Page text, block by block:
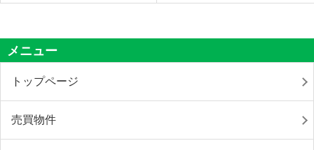
メニュー
トップページ
売買物件